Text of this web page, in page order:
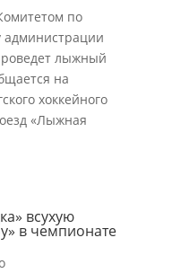
по
администрации
лыжный
на
хоккейного
«Лыжная
всухую
в чемпионате